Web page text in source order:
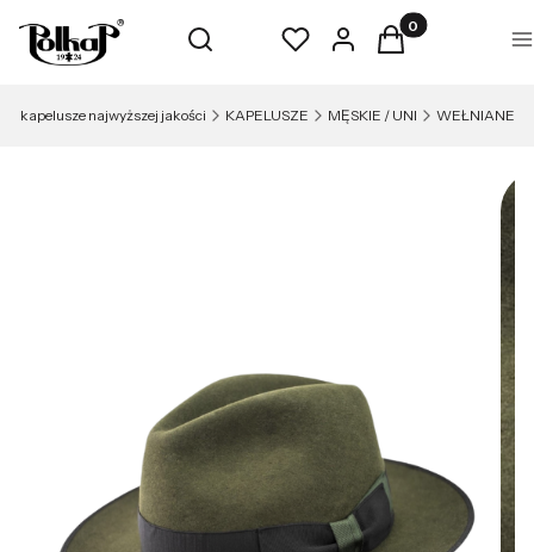
Otwórz wyszukiwarkę
Szukaj UlubioneZaloguj sięProdukty w
Koszyk
- kapelusze najwyższej jakości KAPELUSZE MĘSKIE / UNI WEŁNIANE